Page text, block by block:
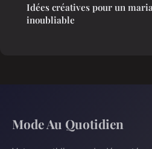
Idées créatives pour un
inoubliable
Mode Au Quotidien